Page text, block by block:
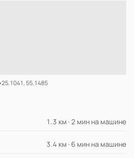
25.1041, 55.1485
1.3 км · 2 мин на машине
3.4 км · 6 мин на машине